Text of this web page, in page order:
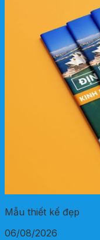
Mẫu thiết kế đẹp
06/08/2026